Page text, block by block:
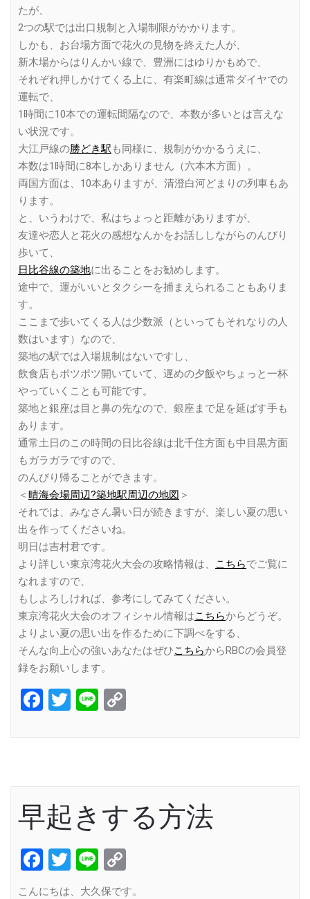
たが、
2つの駅では出口規制と入場制限がかかります。
しかも、お台場方面で花火の見物を終えた人が、
新木場からはりんかい線で、豊洲にはゆりかもめで、
それぞれ押しかけてくる上に、有楽町線は通常ダイヤでの
運転で、
1時間に10本での運転間隔なので、本数が多いとは言えな
い状況です。
大江戸線の勝どき駅 も同様に、規制がかかるうえに、
本数は1時間に8本しかありません（六本木方面）。
両国方面は、10本ありますが、清澄白河どまりの列車もあ
ります。
と、いうわけで、私はちょっと距離がありますが、
友達や恋人と花火の感想なんかをお話ししながらのんびり
歩いて、
日比谷線の築地に出ることをお勧めします。
途中で、運がいいとタクシーを捕まえられることもありま
す。
ここまで歩いてくる人は少数派（といってもそれなりの人
数はいます）なので、
築地の駅では入場規制はないですし、
飲食店もポツポツ開いていて、遅めの夕飯やちょっと一杯
やっていくことも可能です。
築地と銀座は目と鼻の先なので、銀座まで足を延ばす手も
あります。
通常土日のこの時間の日比谷線は北千住方面も中目黒方面
もガラガラですので、
のんびり帰ることができます。
＜ 晴海会場周辺?築地駅周辺の地図 ＞
それでは、みなさん暑い日が続きますが、楽しい夏の思い
出を作ってくださいね。
明日は吉村君です。
より詳しい東京湾花火大会の攻略情報は、
こちらでご覧に
なれますので、
もしよろしければ、参考にしてみてください。
東京湾花火大会のオフィシャル情報はこちらからどうぞ。
よりよい夏の思い出を作るために下調べをする、
そんな向上心の強いあなたはぜひこちらからRBCの会員登
録をお願いします。
Facebook
Twitter
Line
早起きする方法
Facebook
Twitter
Line
Link
こんにちは、大久保です。